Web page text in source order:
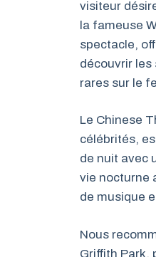
visiteur
la fameuse
spectacle,
découvrir
rares sur le
Le Chinese
célébrités,
de nuit avec
vie nocturne
de musique
Nous
Griffith Park,